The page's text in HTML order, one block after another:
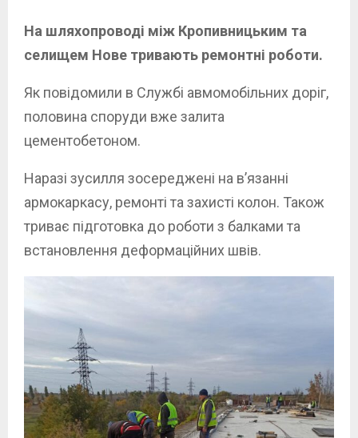
На шляхопроводі між Кропивницьким та
селищем Нове тривають ремонтні роботи.
Як повідомили в Службі авмомобільних доріг,
половина споруди вже залита
цементобетоном.
Наразі зусилля зосереджені на в’язанні
армокаркасу, ремонті та захисті колон. Також
триває підготовка до роботи з балками та
встановлення деформаційних швів.